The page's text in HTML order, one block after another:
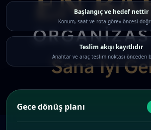
Başlangıç ve hedef nettir
Konum, saat ve rota görev öncesi
Teslim akışı kayıtlıdır
Anahtar ve araç teslim noktası önceden
Gece dönüş planı